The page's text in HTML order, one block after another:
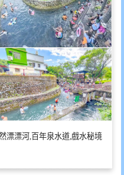
漂漂河,百年泉水道,戲水秘境